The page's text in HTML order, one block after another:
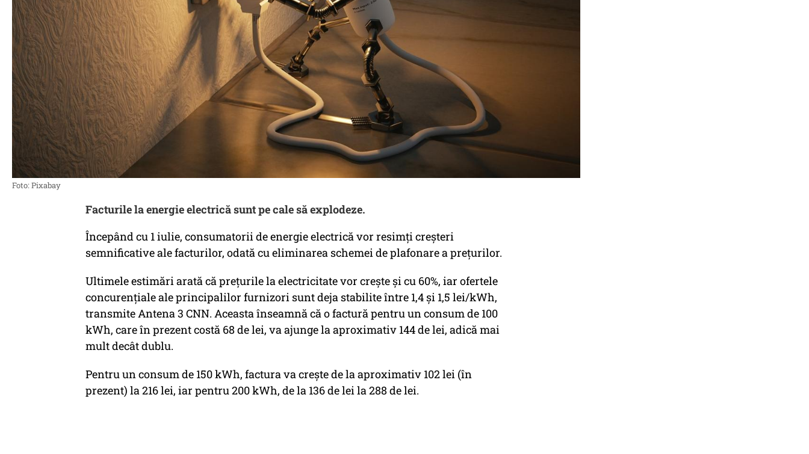
Foto: Pixabay
Facturile la energie electrică sunt pe cale să explodeze.
Începând cu 1 iulie, consumatorii de energie electrică vor resimți creșteri
semnificative ale facturilor, odată cu eliminarea schemei de plafonare a prețurilor.
Ultimele estimări arată că prețurile la electricitate vor crește și cu 60%, iar ofertele
concurențiale ale principalilor furnizori sunt deja stabilite între 1,4 și 1,5 lei/kWh,
transmite Antena 3 CNN. Aceasta înseamnă că o factură pentru un consum de 100
kWh, care în prezent costă 68 de lei, va ajunge la aproximativ 144 de lei, adică mai
mult decât dublu.
Pentru un consum de 150 kWh, factura va crește de la aproximativ 102 lei (în
prezent) la 216 lei, iar pentru 200 kWh, de la 136 de lei la 288 de lei.